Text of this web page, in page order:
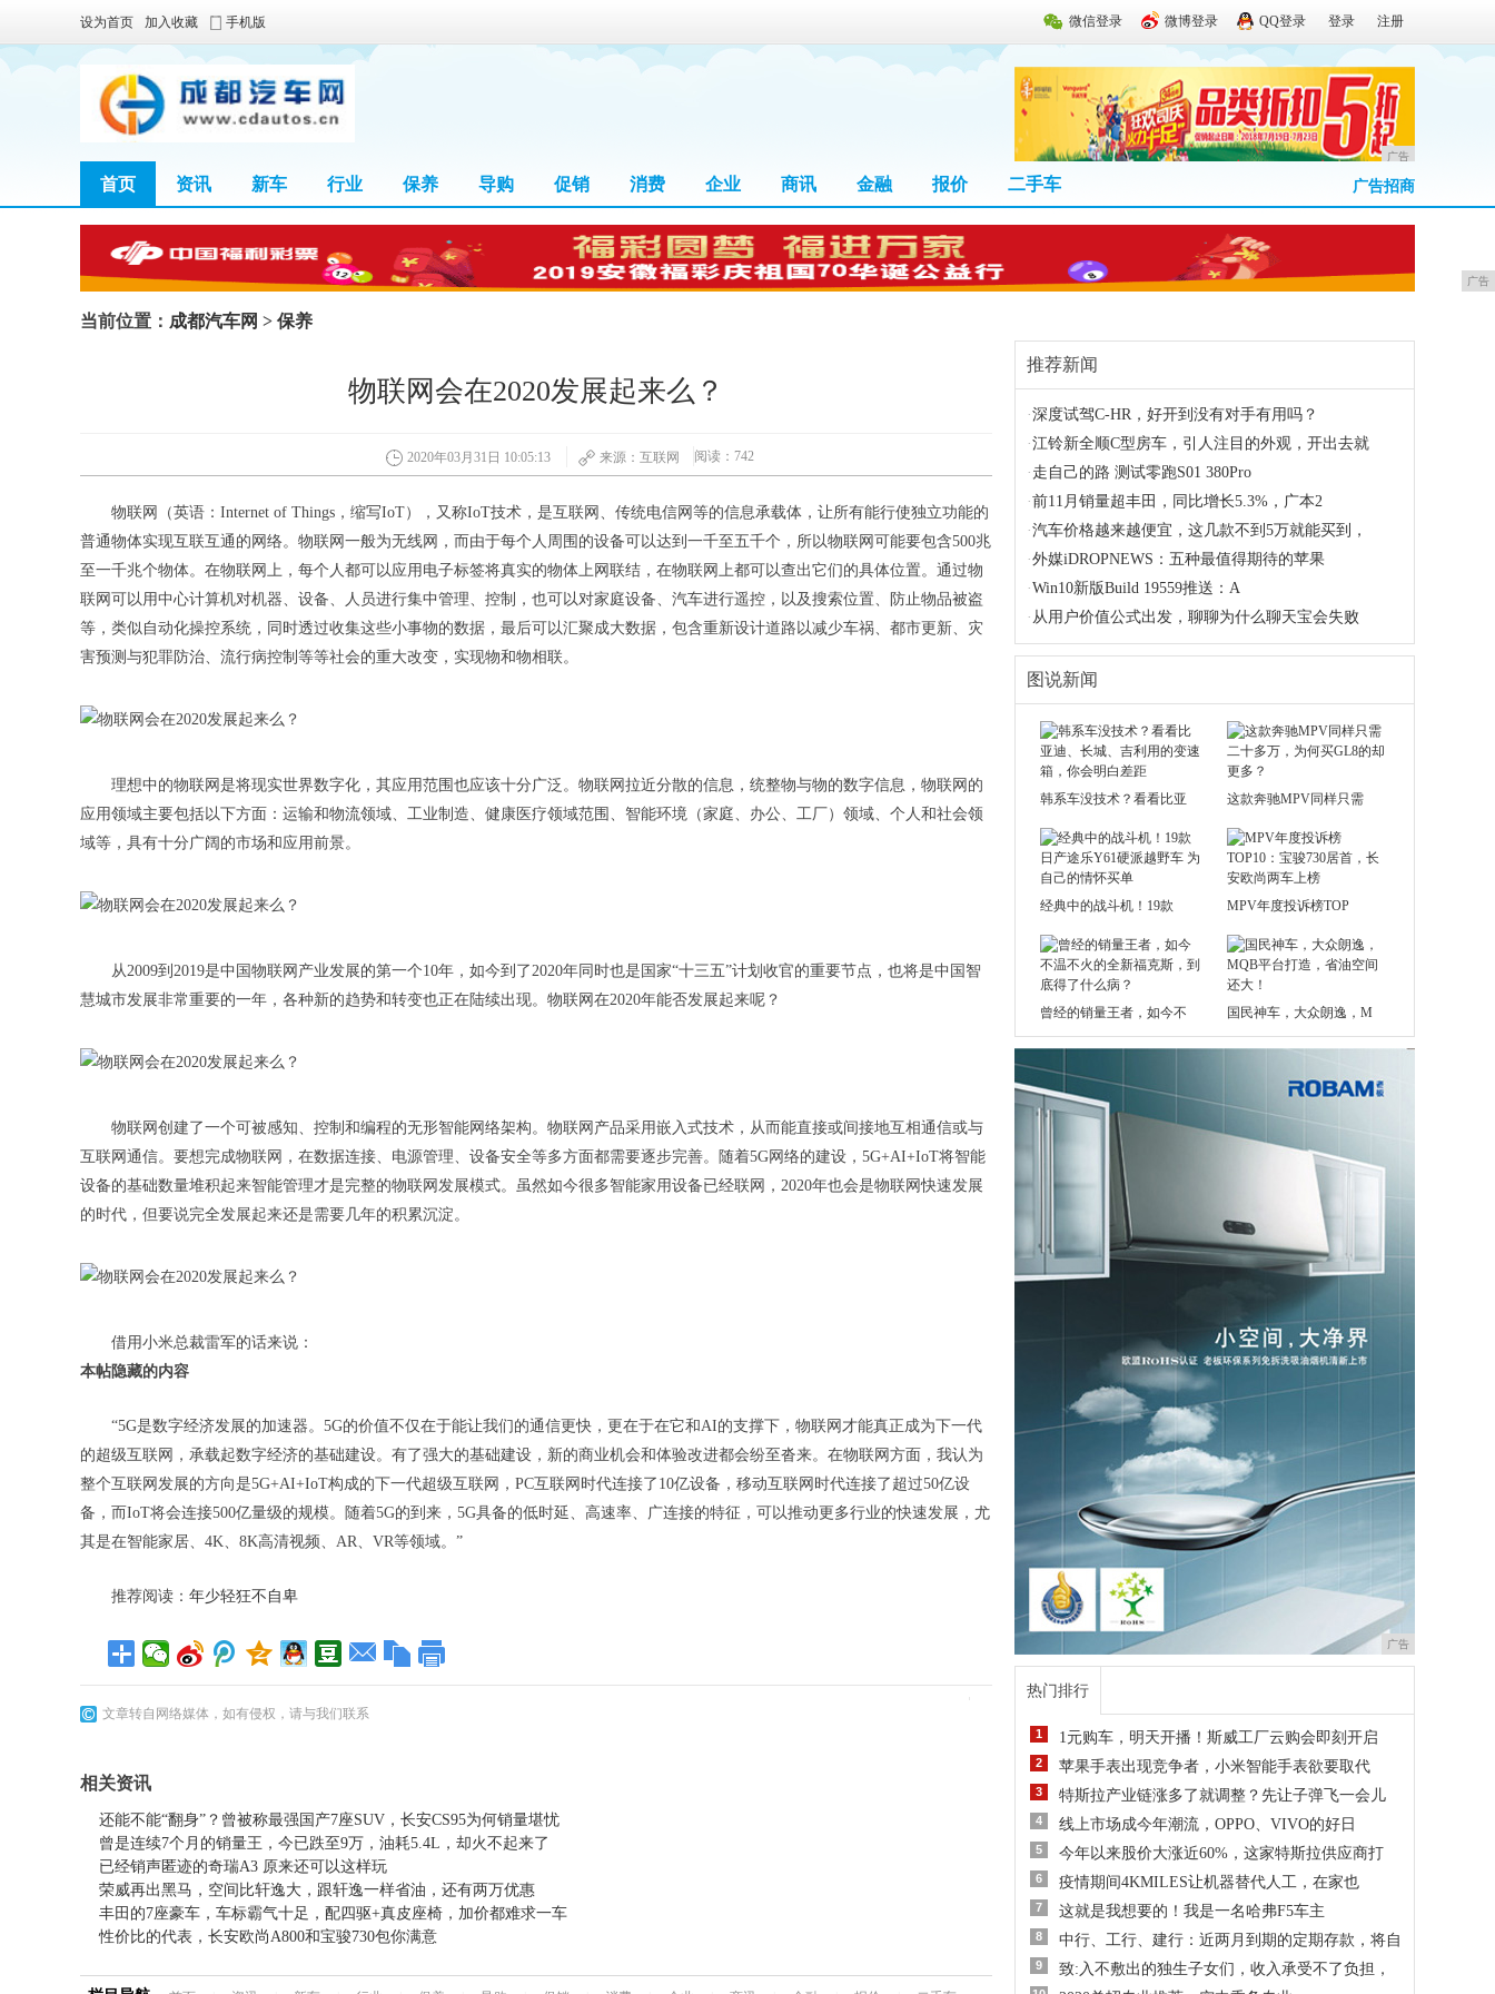
微信登录 微博登录 QQ登录 登录 注册
设为首页 加入收藏 手机版
广告
首页 资讯 新车 行业 保养 导购 促销 消费 企业 商讯 金融 报价 二手车 广告招商
广告
当前位置： 成都汽车网 > 保养
物联网会在2020发展起来么？
2020年03月31日 10:05:13 来源：互联网 阅读：742
物联网（英语：Internet of Things，缩写IoT），又称IoT技术，是互联网、传统电信网等的信息承载体，让所有能行使独立功能的
普通物体实现互联互通的网络。物联网一般为无线网，而由于每个人周围的设备可以达到一千至五千个，所以物联网可能要包含500兆
至一千兆个物体。在物联网上，每个人都可以应用电子标签将真实的物体上网联结，在物联网上都可以查出它们的具体位置。通过物
联网可以用中心计算机对机器、设备、人员进行集中管理、控制，也可以对家庭设备、汽车进行遥控，以及搜索位置、防止物品被盗
等，类似自动化操控系统，同时透过收集这些小事物的数据，最后可以汇聚成大数据，包含重新设计道路以减少车祸、都市更新、灾
害预测与犯罪防治、流行病控制等等社会的重大改变，实现物和物相联。
理想中的物联网是将现实世界数字化，其应用范围也应该十分广泛。物联网拉近分散的信息，统整物与物的数字信息，物联网的
应用领域主要包括以下方面：运输和物流领域、工业制造、健康医疗领域范围、智能环境（家庭、办公、工厂）领域、个人和社会领
域等，具有十分广阔的市场和应用前景。
从2009到2019是中国物联网产业发展的第一个10年，如今到了2020年同时也是国家“十三五”计划收官的重要节点，也将是中国智
慧城市发展非常重要的一年，各种新的趋势和转变也正在陆续出现。物联网在2020年能否发展起来呢？
物联网创建了一个可被感知、控制和编程的无形智能网络架构。物联网产品采用嵌入式技术，从而能直接或间接地互相通信或与
互联网通信。要想完成物联网，在数据连接、电源管理、设备安全等多方面都需要逐步完善。随着5G网络的建设，5G+AI+IoT将智能
设备的基础数量堆积起来智能管理才是完整的物联网发展模式。虽然如今很多智能家用设备已经联网，2020年也会是物联网快速发展
的时代，但要说完全发展起来还是需要几年的积累沉淀。
借用小米总裁雷军的话来说：
本帖隐藏的内容
“5G是数字经济发展的加速器。5G的价值不仅在于能让我们的通信更快，更在于在它和AI的支撑下，物联网才能真正成为下一代
的超级互联网，承载起数字经济的基础建设。有了强大的基础建设，新的商业机会和体验改进都会纷至沓来。在物联网方面，我认为
整个互联网发展的方向是5G+AI+IoT构成的下一代超级互联网，PC互联网时代连接了10亿设备，移动互联网时代连接了超过50亿设
备，而IoT将会连接500亿量级的规模。随着5G的到来，5G具备的低时延、高速率、广连接的特征，可以推动更多行业的快速发展，尤
其是在智能家居、4K、8K高清视频、AR、VR等领域。”
推荐阅读： 年少轻狂不自卑
文章转自网络媒体，如有侵权，请与我们联系
相关资讯
还能不能“翻身”？曾被称最强国产7座SUV，长安CS95为何销量堪忧
曾是连续7个月的销量王，今已跌至9万，油耗5.4L，却火不起来了
已经销声匿迹的奇瑞A3 原来还可以这样玩
荣威再出黑马，空间比轩逸大，跟轩逸一样省油，还有两万优惠
丰田的7座豪车，车标霸气十足，配四驱+真皮座椅，加价都难求一车
性价比的代表，长安欧尚A800和宝骏730包你满意
推荐新闻
·深度试驾C-HR，好开到没有对手有用吗？
·江铃新全顺C型房车，引人注目的外观，开出去就
· 走自己的路 测试零跑S01 380Pro
·前11月销量超丰田，同比增长5.3%，广本2
·汽车价格越来越便宜，这几款不到5万就能买到，
·外媒iDROPNEWS：五种最值得期待的苹果
·Win10新版Build 19559推送：A
· 从用户价值公式出发，聊聊为什么聊天宝会失败
图说新闻
韩系车没技术？看看比亚 这款奔驰MPV同样只需
经典中的战斗机！19款 MPV年度投诉榜TOP
曾经的销量王者，如今不 国民神车，大众朗逸，M
广告
热门排行
1 1元购车，明天开播！斯威工厂云购会即刻开启
2 苹果手表出现竞争者，小米智能手表欲要取代
3 特斯拉产业链涨多了就调整？先让子弹飞一会儿
4 线上市场成今年潮流，OPPO、VIVO的好日
5 今年以来股价大涨近60%，这家特斯拉供应商打
6 疫情期间4KMILES让机器替代人工，在家也
7 这就是我想要的！我是一名哈弗F5车主
8 中行、工行、建行：近两月到期的定期存款，将自
9 致:入不敷出的独生子女们，收入承受不了负担，